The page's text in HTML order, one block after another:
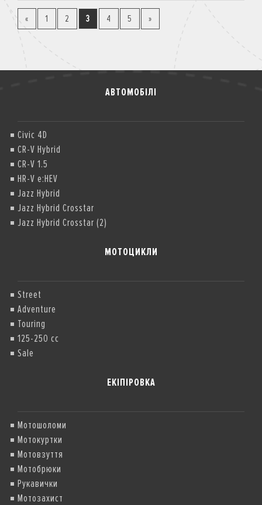
« 1 2 3 4 5 »
АВТОМОБІЛІ
Civic 4D
CR-V Hybrid
CR-V 1.5
HR-V e:HEV
Jazz Hybrid
Jazz Hybrid Crosstar
Jazz Hybrid Crosstar (2)
МОТОЦИКЛИ
Street
Adventure
Touring
125-250 cc
Sale
ЕКІПІРОВКА
Мотошоломи
Мотокуртки
Мотовзуття
Мотобрюки
Рукавички
Мотозахист